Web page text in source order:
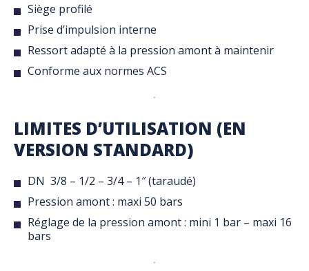
Siège profilé
Prise d’impulsion interne
Ressort adapté à la pression amont à maintenir
Conforme aux normes ACS
LIMITES D’UTILISATION (EN
VERSION STANDARD)
DN 3/8 – 1/2 – 3/4 – 1″ (taraudé)
Pression amont : maxi 50 bars
Réglage de la pression amont : mini 1 bar – maxi 16
bars